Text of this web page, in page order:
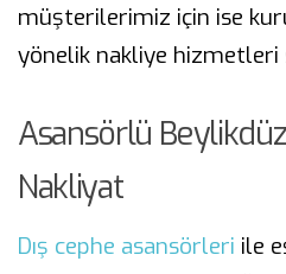
müşterilerimiz için ise
yönelik nakliye hizmetleri
Asansörlü
Nakliyat
Dış cephe asansörleri ile